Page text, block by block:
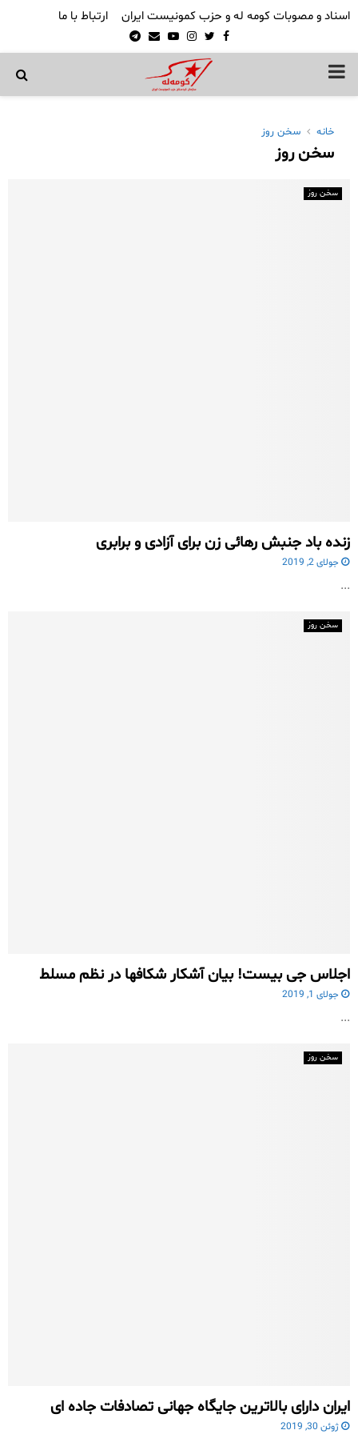
اسناد و مصوبات کومه له و حزب کمونیست ایران ارتباط با ما
Facebook
Twitter
Instagram
Youtube
Email
Telegram
PRIMARY
خانه سخن روز
سخن روز
سخن روز
زنده باد جنبش رهائی زن برای آزادی و برابری
جولای 2, 2019
...
سخن روز
اجلاس جی بیست! بیان آشکار شکافها در نظم مسلط
جولای 1, 2019
...
سخن روز
ایران دارای بالاترین جایگاه جهانی تصادفات جاده ای
ژوئن 30, 2019